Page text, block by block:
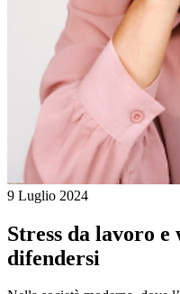
9 Luglio 2024
Stress da lavoro
difendersi